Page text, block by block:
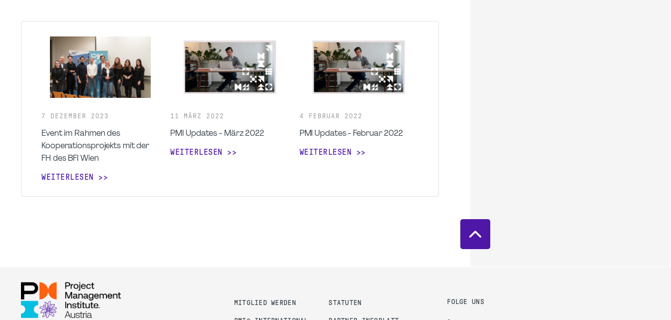
7 DEZEMBER 2023
Event im Rahmen des
Kooperationsprojekts mit der
FH des BFI Wien
WEITERLESEN
11 MÄRZ 2022
PMI Updates - März 2022
WEITERLESEN
4 FEBRUAR 2022
PMI Updates - Februar 2022
WEITERLESEN
MITGLIED WERDEN STATUTEN FOLGE UNS